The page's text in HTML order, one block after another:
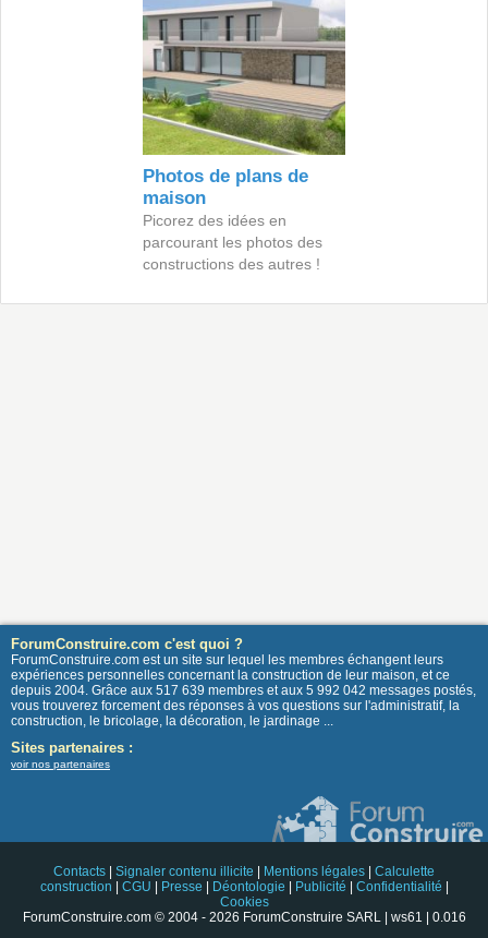
Photos de plans de
maison
Picorez des idées en
parcourant les photos des
constructions des autres !
ForumConstruire.com c'est quoi ?
ForumConstruire.com est un site sur lequel les membres échangent leurs
expériences personnelles concernant la construction de leur maison, et ce
depuis 2004. Grâce aux 517 639 membres et aux 5 992 042 messages postés,
vous trouverez forcement des réponses à vos questions sur l'administratif, la
construction, le bricolage, la décoration, le jardinage ...
Sites partenaires :
voir nos partenaires
Contacts Signaler contenu illicite Mentions légales
Calculette
construction
CGU Presse Déontologie Publicité Confidentialité
Cookies
ForumConstruire.com © 2004 - 2026 ForumConstruire SARL | ws61 | 0.016